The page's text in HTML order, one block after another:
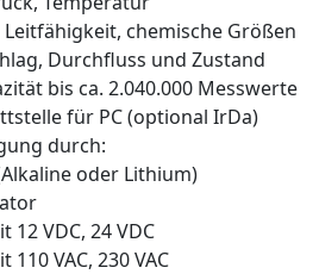
Leitfähigkeit, chemische Größen
Durchfluss und Zustand
bis ca. 2.040.000 Messwerte
für PC (optional IrDa)
durch:
oder Lithium)
12 VDC, 24 VDC
110 VAC, 230 VAC